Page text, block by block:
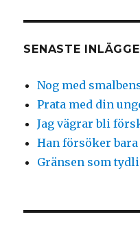
SENASTE
Nog med
Prata med din
Jag vägrar bli
Han försöker
Gränsen som